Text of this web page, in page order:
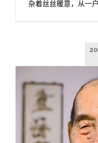
杂着丝丝暖意，从一